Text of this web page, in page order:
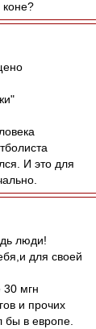
И это для
люди!
для своей
30 мгн
и прочих
бы в европе.